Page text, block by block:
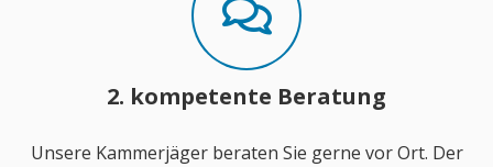
2. kompetente Beratung
Unsere Kammerjäger beraten Sie gerne vor Ort. Der